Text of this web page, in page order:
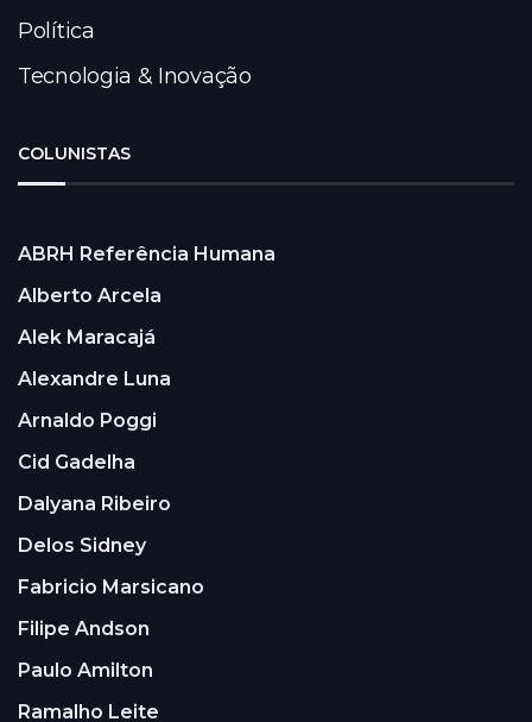
Política
Tecnologia & Inovação
COLUNISTAS
ABRH Referência Humana
Alberto Arcela
Alek Maracajá
Alexandre Luna
Arnaldo Poggi
Cid Gadelha
Dalyana Ribeiro
Delos Sidney
Fabricio Marsicano
Filipe Andson
Paulo Amilton
Ramalho Leite